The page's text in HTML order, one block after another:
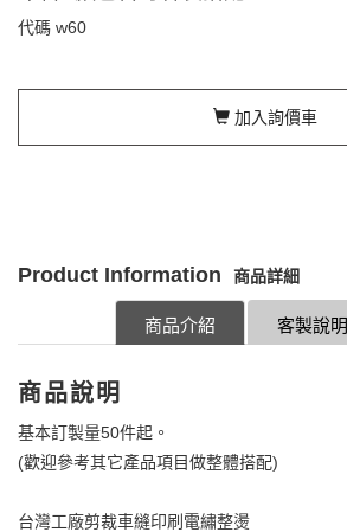
代碼 w60
加入詢價車
Product Information 商品詳細
客製說明
商品介紹
商品說明
基本訂製量50件起。
(歡迎參考其它產品項目做整體搭配)
台灣工廠剪裁車縫印刷電繡整燙